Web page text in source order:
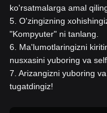
ko'rsatmalarga amal
5 O'zingizning
"Kompyuter" ni tanlang.
6
Ma'lumotlaringizni
nusxasini yuboring va
7 Arizangizni yuboring
tugatdingiz!